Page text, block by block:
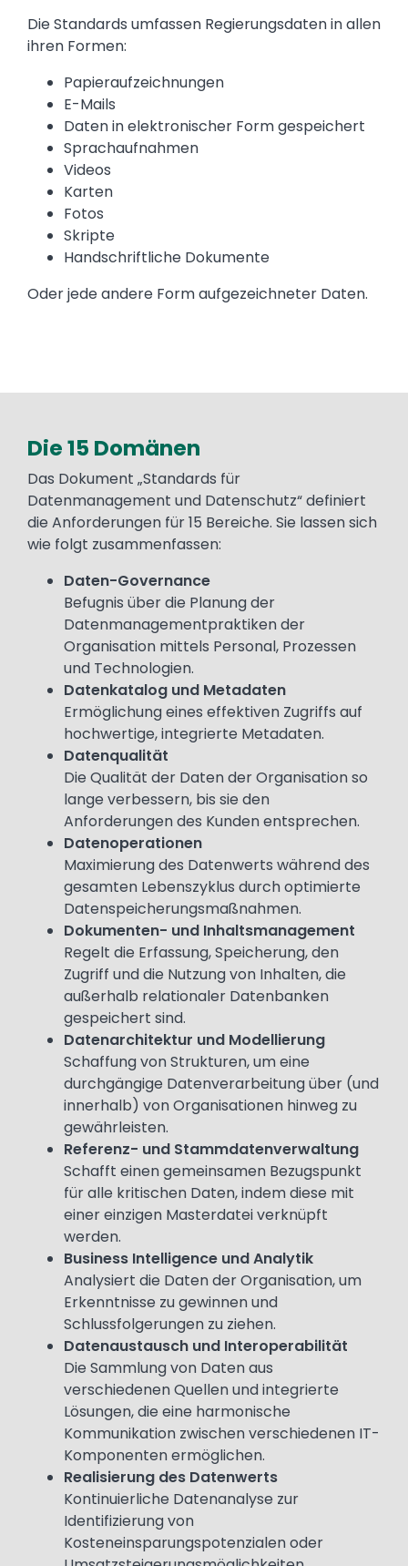
Die Standards umfassen Regierungsdaten in allen
ihren Formen:
Papieraufzeichnungen
E-Mails
Daten in elektronischer Form gespeichert
Sprachaufnahmen
Videos
Karten
Fotos
Skripte
Handschriftliche Dokumente
Oder jede andere Form aufgezeichneter Daten.
Die 15 Domänen
Text
Das Dokument „Standards für
Datenmanagement und Datenschutz“ definiert
die Anforderungen für 15 Bereiche. Sie lassen sich
wie folgt zusammenfassen:
Daten-Governance
Befugnis über die Planung der
Datenmanagementpraktiken der
Organisation mittels Personal, Prozessen
und Technologien.
Datenkatalog und Metadaten
Ermöglichung eines effektiven Zugriffs auf
hochwertige, integrierte Metadaten.
Datenqualität
Die Qualität der Daten der Organisation so
lange verbessern, bis sie den
Anforderungen des Kunden entsprechen.
Datenoperationen
Maximierung des Datenwerts während des
gesamten Lebenszyklus durch optimierte
Datenspeicherungsmaßnahmen.
Dokumenten- und Inhaltsmanagement
Regelt die Erfassung, Speicherung, den
Zugriff und die Nutzung von Inhalten, die
außerhalb relationaler Datenbanken
gespeichert sind.
Datenarchitektur und Modellierung
Schaffung von Strukturen, um eine
durchgängige Datenverarbeitung über (und
innerhalb) von Organisationen hinweg zu
gewährleisten.
Referenz- und Stammdatenverwaltung
Schafft einen gemeinsamen Bezugspunkt
für alle kritischen Daten, indem diese mit
einer einzigen Masterdatei verknüpft
werden.
Business Intelligence und Analytik
Analysiert die Daten der Organisation, um
Erkenntnisse zu gewinnen und
Schlussfolgerungen zu ziehen.
Datenaustausch und Interoperabilität
Die Sammlung von Daten aus
verschiedenen Quellen und integrierte
Lösungen, die eine harmonische
Kommunikation zwischen verschiedenen IT-
Komponenten ermöglichen.
Realisierung des Datenwerts
Kontinuierliche Datenanalyse zur
Identifizierung von
Kosteneinsparungspotenzialen oder